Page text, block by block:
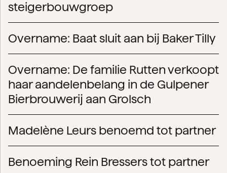
steigerbouwgroep
Overname: Baat sluit aan bij Baker Tilly
Overname: De familie Rutten verkoopt
haar aandelenbelang in de Gulpener
Bierbrouwerij aan Grolsch
Madelène Leurs benoemd tot partner
Benoeming Rein Bressers tot partner